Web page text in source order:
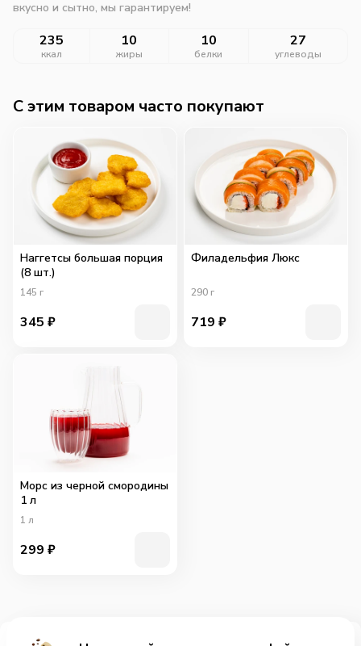
вкусно и сытно, мы гарантируем!
235
ккал
10
жиры
10
белки
27
углеводы
C этим товаром часто покупают
Наггетсы большая порция
(8 шт.)
145 г
345 ₽
Филадельфия Люкс
290 г
719 ₽
Морс из черной смородины
1 л
1 л
299 ₽